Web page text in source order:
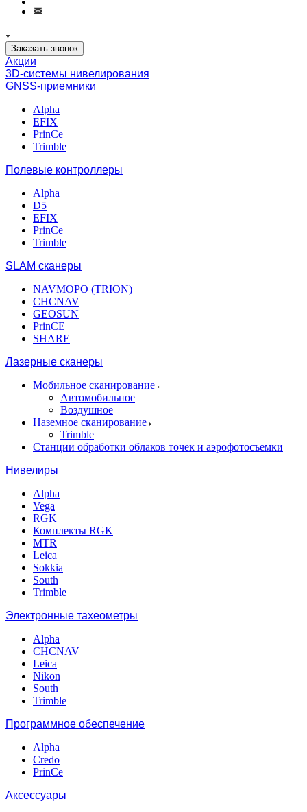
Заказать звонок
Акции
3D-системы нивелирования
GNSS-приемники
Alpha
EFIX
PrinCe
Trimble
Полевые контроллеры
Alpha
D5
EFIX
PrinCe
Trimble
SLAM сканеры
NAVMOPO (TRION)
CHCNAV
GEOSUN
PrinCE
SHARE
Лазерные сканеры
Мобильное сканирование
Автомобильное
Воздушное
Наземное сканирование
Trimble
Станции обработки облаков точек и аэрофотосъемки
Нивелиры
Alpha
Vega
RGK
Комплекты RGK
MTR
Leica
Sokkia
South
Trimble
Электронные тахеометры
Alpha
CHCNAV
Leica
Nikon
South
Trimble
Программное обеспечение
Alpha
Credo
PrinCe
Аксессуары